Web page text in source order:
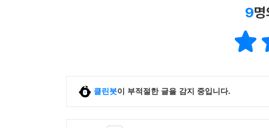
독자가 쉽게 이해할 수 있도록 구성되어 있다. 또
바로 잡고자 하는 의지는 중요하지만 단순히
9
클린봇이 부적절한 글을 감지 중입니다.